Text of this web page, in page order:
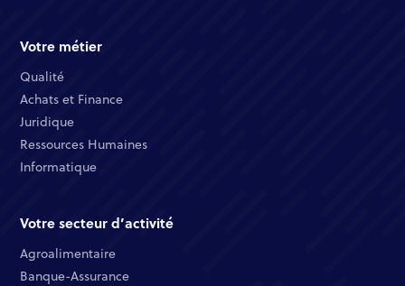
Votre métier
Qualité​
Achats et Finance ​
Juridique​​
Ressources Humaines​
Informatique ​
Votre secteur d’activité
Agroalimentaire
Banque-Assurance​